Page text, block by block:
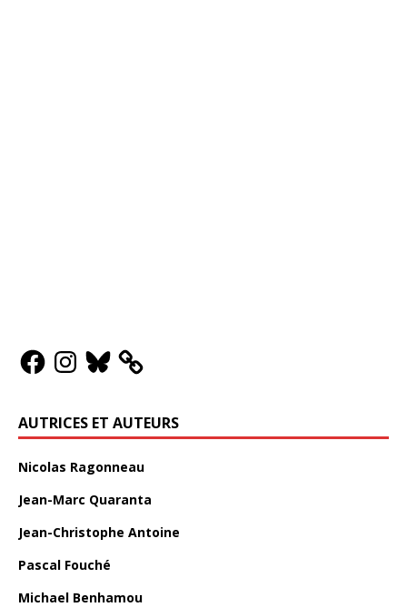
AUTRICES ET AUTEURS
Nicolas Ragonneau
Jean-Marc Quaranta
Jean-Christophe Antoine
Pascal Fouché
Michael Benhamou